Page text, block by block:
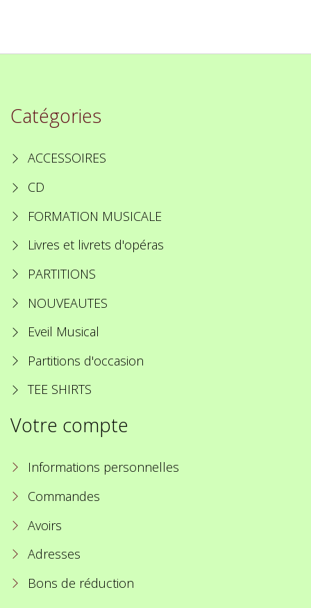
Catégories
ACCESSOIRES
CD
FORMATION MUSICALE
Livres et livrets d'opéras
PARTITIONS
NOUVEAUTES
Eveil Musical
Partitions d'occasion
TEE SHIRTS
Votre compte
Informations personnelles
Commandes
Avoirs
Adresses
Bons de réduction